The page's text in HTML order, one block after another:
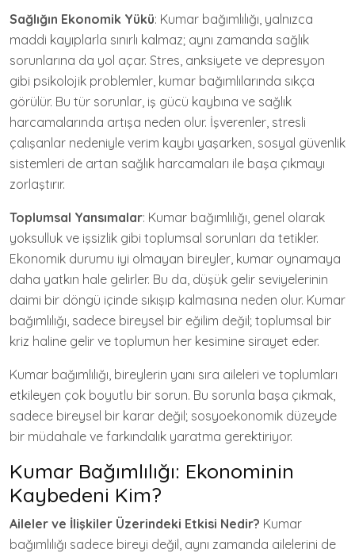
Sağlığın Ekonomik Yükü: Kumar bağımlılığı, yalnızca
maddi kayıplarla sınırlı kalmaz; aynı zamanda sağlık
sorunlarına da yol açar. Stres, anksiyete ve depresyon
gibi psikolojik problemler, kumar bağımlılarında sıkça
görülür. Bu tür sorunlar, iş gücü kaybına ve sağlık
harcamalarında artışa neden olur. İşverenler, stresli
çalışanlar nedeniyle verim kaybı yaşarken, sosyal güvenlik
sistemleri de artan sağlık harcamaları ile başa çıkmayı
zorlaştırır.
Toplumsal Yansımalar: Kumar bağımlılığı, genel olarak
yoksulluk ve işsizlik gibi toplumsal sorunları da tetikler.
Ekonomik durumu iyi olmayan bireyler, kumar oynamaya
daha yatkın hale gelirler. Bu da, düşük gelir seviyelerinin
daimi bir döngü içinde sıkışıp kalmasına neden olur. Kumar
bağımlılığı, sadece bireysel bir eğilim değil; toplumsal bir
kriz haline gelir ve toplumun her kesimine sirayet eder.
Kumar bağımlılığı, bireylerin yanı sıra aileleri ve toplumları
etkileyen çok boyutlu bir sorun. Bu sorunla başa çıkmak,
sadece bireysel bir karar değil; sosyoekonomik düzeyde
bir müdahale ve farkındalık yaratma gerektiriyor.
Kumar Bağımlılığı: Ekonominin
Kaybedeni Kim?
Aileler ve İlişkiler Üzerindeki Etkisi Nedir? Kumar
bağımlılığı sadece bireyi değil, aynı zamanda ailelerini de